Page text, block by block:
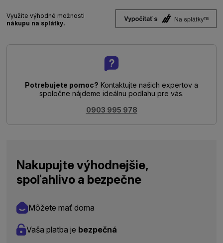
Využite výhodné možnosti
nákupu na splátky.
Potrebujete pomoc? Kontaktujte našich expertov a
spoločne nájdeme ideálnu podlahu pre vás.
0903 995 978
Nakupujte výhodnejšie,
spoľahlivo a bezpečne
Môžete mať doma
Vaša platba je bezpečná